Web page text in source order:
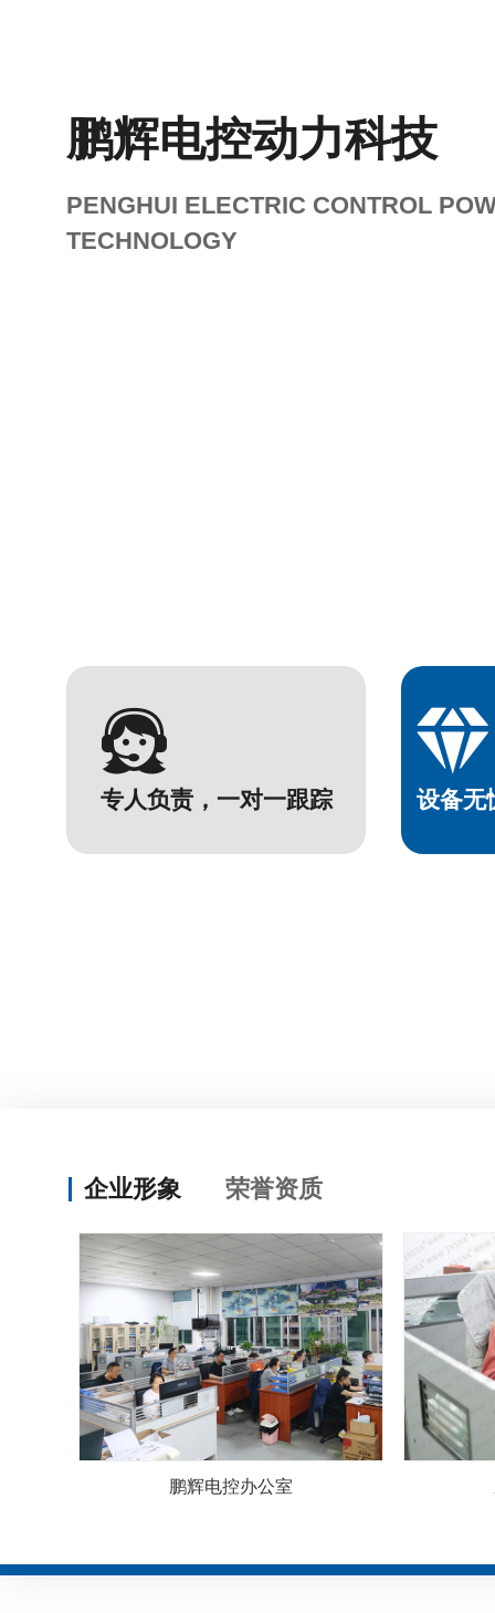
鹏辉电控动力科技
PENGHUI ELECTRIC CONTROL
TECHNOLOGY

专人负责，一对一跟踪

设备无
企业形象 荣誉资质
鹏辉电控办公室